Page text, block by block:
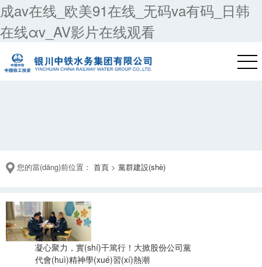
成av在线_欧美91在线_无码va有码_日韩
在线αv_AV影片在线观看
您的當(dāng)前位置： 首頁 > 黨群建設(shè)
凝心聚力，實(shí)干篤行！大掀股份公司黨
代會(huì)精神學(xué)習(xí)熱潮